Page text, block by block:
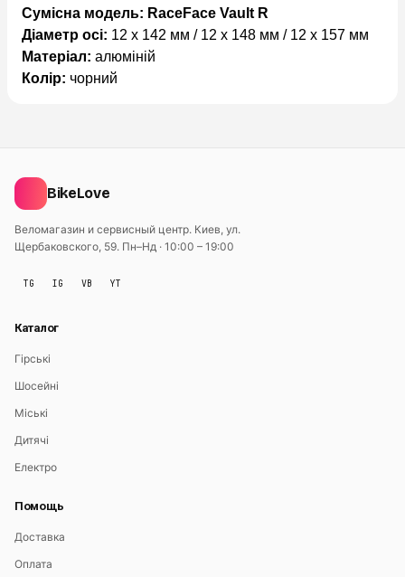
Сумісна модель: RaceFace Vault R
Діаметр осі: 12 x 142 мм / 12 x 148 мм / 12 x 157 мм
Матеріал: алюміній
Колір: чорний
BikeLove
Веломагазин и сервисный центр. Киев, ул.
Щербаковского, 59. Пн–Нд · 10:00 – 19:00
TG IG VB YT
Каталог
Гірські
Шосейні
Міські
Дитячі
Електро
Помощь
Доставка
Оплата